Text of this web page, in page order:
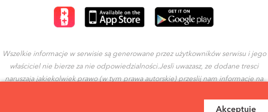
Akceptuję
Wszelkie informacje w serwisie są generowane przez użytkowników serwisu i jego
właściciel nie bierze za nie odpowiedzialności.Jesli uwazasz, ze dodane tresci
naruszaja jakiekolwiek prawo (w tym prawa autorskie) przeslij nam informacje na